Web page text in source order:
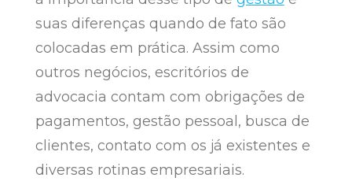
suas diferenças quando de fato são
colocadas em prática. Assim como
outros negócios, escritórios de
advocacia contam com obrigações de
pagamentos, gestão pessoal, busca de
clientes, contato com os já existentes e
diversas rotinas empresariais.